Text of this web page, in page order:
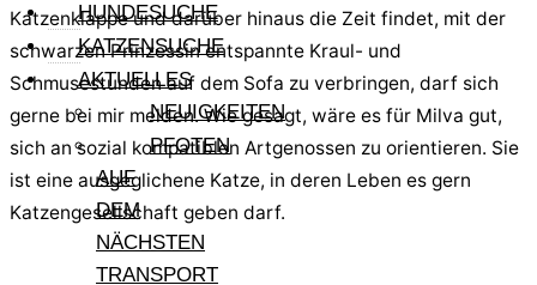
HUNDESUCHE
KATZENSUCHE
AKTUELLES
NEUIGKEITEN
PFOTEN
AUF
DEM
NÄCHSTEN
TRANSPORT
Katzenklappe und darüber hinaus die Zeit findet, mit der
schwarzen Prinzessin entspannte Kraul- und
Schmusestunden auf dem Sofa zu verbringen, darf sich
gerne bei mir melden. Wie gesagt, wäre es für Milva gut,
sich an sozial kompatiblen Artgenossen zu orientieren. Sie
ist eine ausgeglichene Katze, in deren Leben es gern
Katzengesellschaft geben darf.